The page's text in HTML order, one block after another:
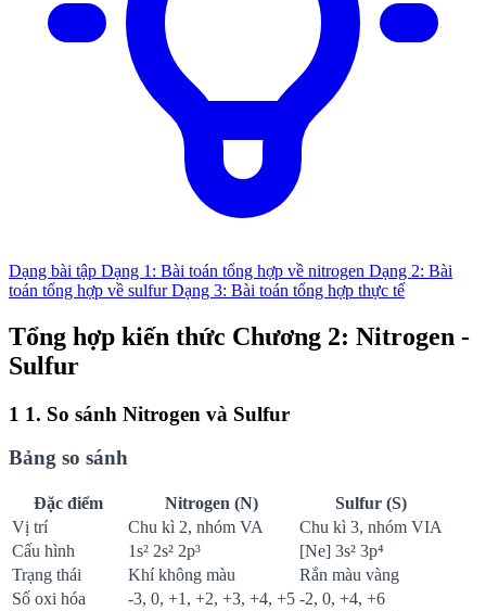
Dạng bài tập Dạng 1: Bài toán tổng hợp về nitrogen Dạng 2: Bài
toán tổng hợp về sulfurDạng 3: Bài toán tổng hợp thực tế
Tổng hợp kiến thức Chương 2: Nitrogen -
Sulfur
1 1. So sánh Nitrogen và Sulfur
Bảng so sánh
Đặc điểm Nitrogen (N)
Sulfur (S)
Vị trí
Chu kì 2, nhóm VA
Chu kì 3, nhóm VIA
Cấu hình
1s² 2s² 2p³
[Ne] 3s² 3p⁴
Trạng thái
Khí không màu
Rắn màu vàng
Số oxi hóa
-3, 0, +1, +2, +3, +4, +5 -2, 0, +4, +6